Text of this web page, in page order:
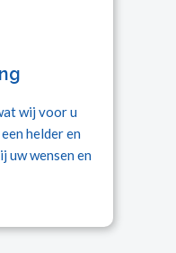
wij voor u
helder en
uw wensen en